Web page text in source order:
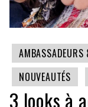
AMBASSADEURS
NOUVEAUTÉS
3 looks à